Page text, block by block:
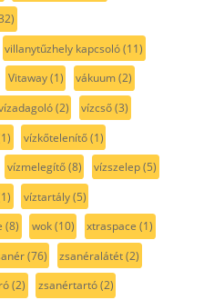
villanytűzhely kapcsoló(11)
Vitaway(1) vákuum(2)
(2) vízcső(3)
vízkőtelenítő(1)
vízmelegítő(8) vízszelep(5)
víztartály(5)
(8) wok(10) xtraspace (1)
(76) zsanéralátét(2)
(2) zsanértartó(2)